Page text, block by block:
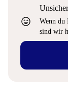
sentiment_very_satisfied
Wenn du
sind wir